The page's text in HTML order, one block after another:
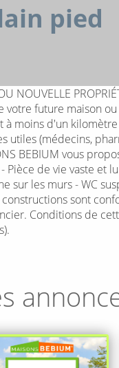
pied
NOUVELLE
votre future maison
à moins d'un
utiles (médecins,
BEBIUM vous
de vie vaste et
sur les murs - WC
sont
Conditions de